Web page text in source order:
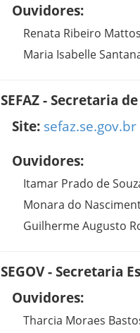
Ouvidores:
Renata Ribeiro
Maria Isabelle
SEFAZ - Secretaria
Site: sefaz.se.gov.br
Ouvidores:
Itamar Prado de
Monara do
Guilherme Augusto
SEGOV - Secretaria
Ouvidores:
Tharcia Moraes